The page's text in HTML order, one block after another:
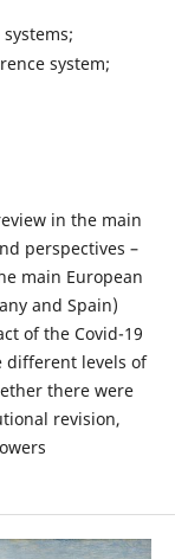
system;
in the main
perspectives –
main European
and Spain)
of the Covid-19
different levels of
there were
revision,